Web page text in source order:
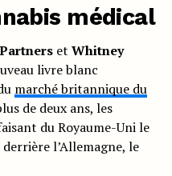
médical
et Whitney
livre blanc
marché britannique du
de deux ans, les
du Royaume-Uni le
derrière l’Allemagne, le